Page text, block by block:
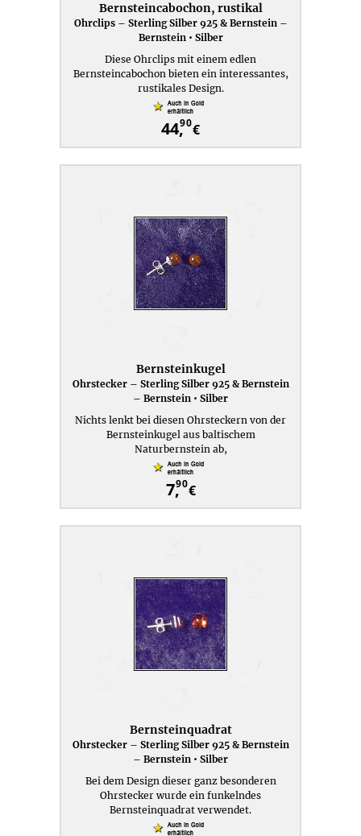
Bernsteincabochon, rustikal
Ohrclips – Sterling Silber 925 & Bernstein –
Bernstein • Silber
Diese Ohrclips mit einem edlen
Bernsteincabochon bieten ein interessantes,
rustikales Design.
44,90€
Bernsteinkugel
Ohrstecker – Sterling Silber 925 & Bernstein
– Bernstein • Silber
Nichts lenkt bei diesen Ohrsteckern von der
Bernsteinkugel aus baltischem
Naturbernstein ab,
7,90€
Bernsteinquadrat
Ohrstecker – Sterling Silber 925 & Bernstein
– Bernstein • Silber
Bei dem Design dieser ganz besonderen
Ohrstecker wurde ein funkelndes
Bernsteinquadrat verwendet.